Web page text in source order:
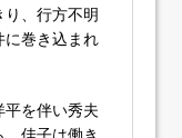
、行方不明
に巻き込まれ
平を伴い秀夫